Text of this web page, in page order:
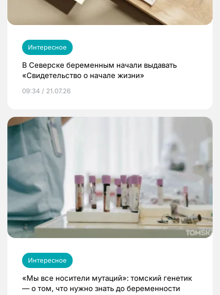
Интересное
В Северске беременным начали выдавать
«Свидетельство о начале жизни»
09:34 / 21.07.26
Интересное
«Мы все носители мутаций»: томский генетик
— о том, что нужно знать до беременности